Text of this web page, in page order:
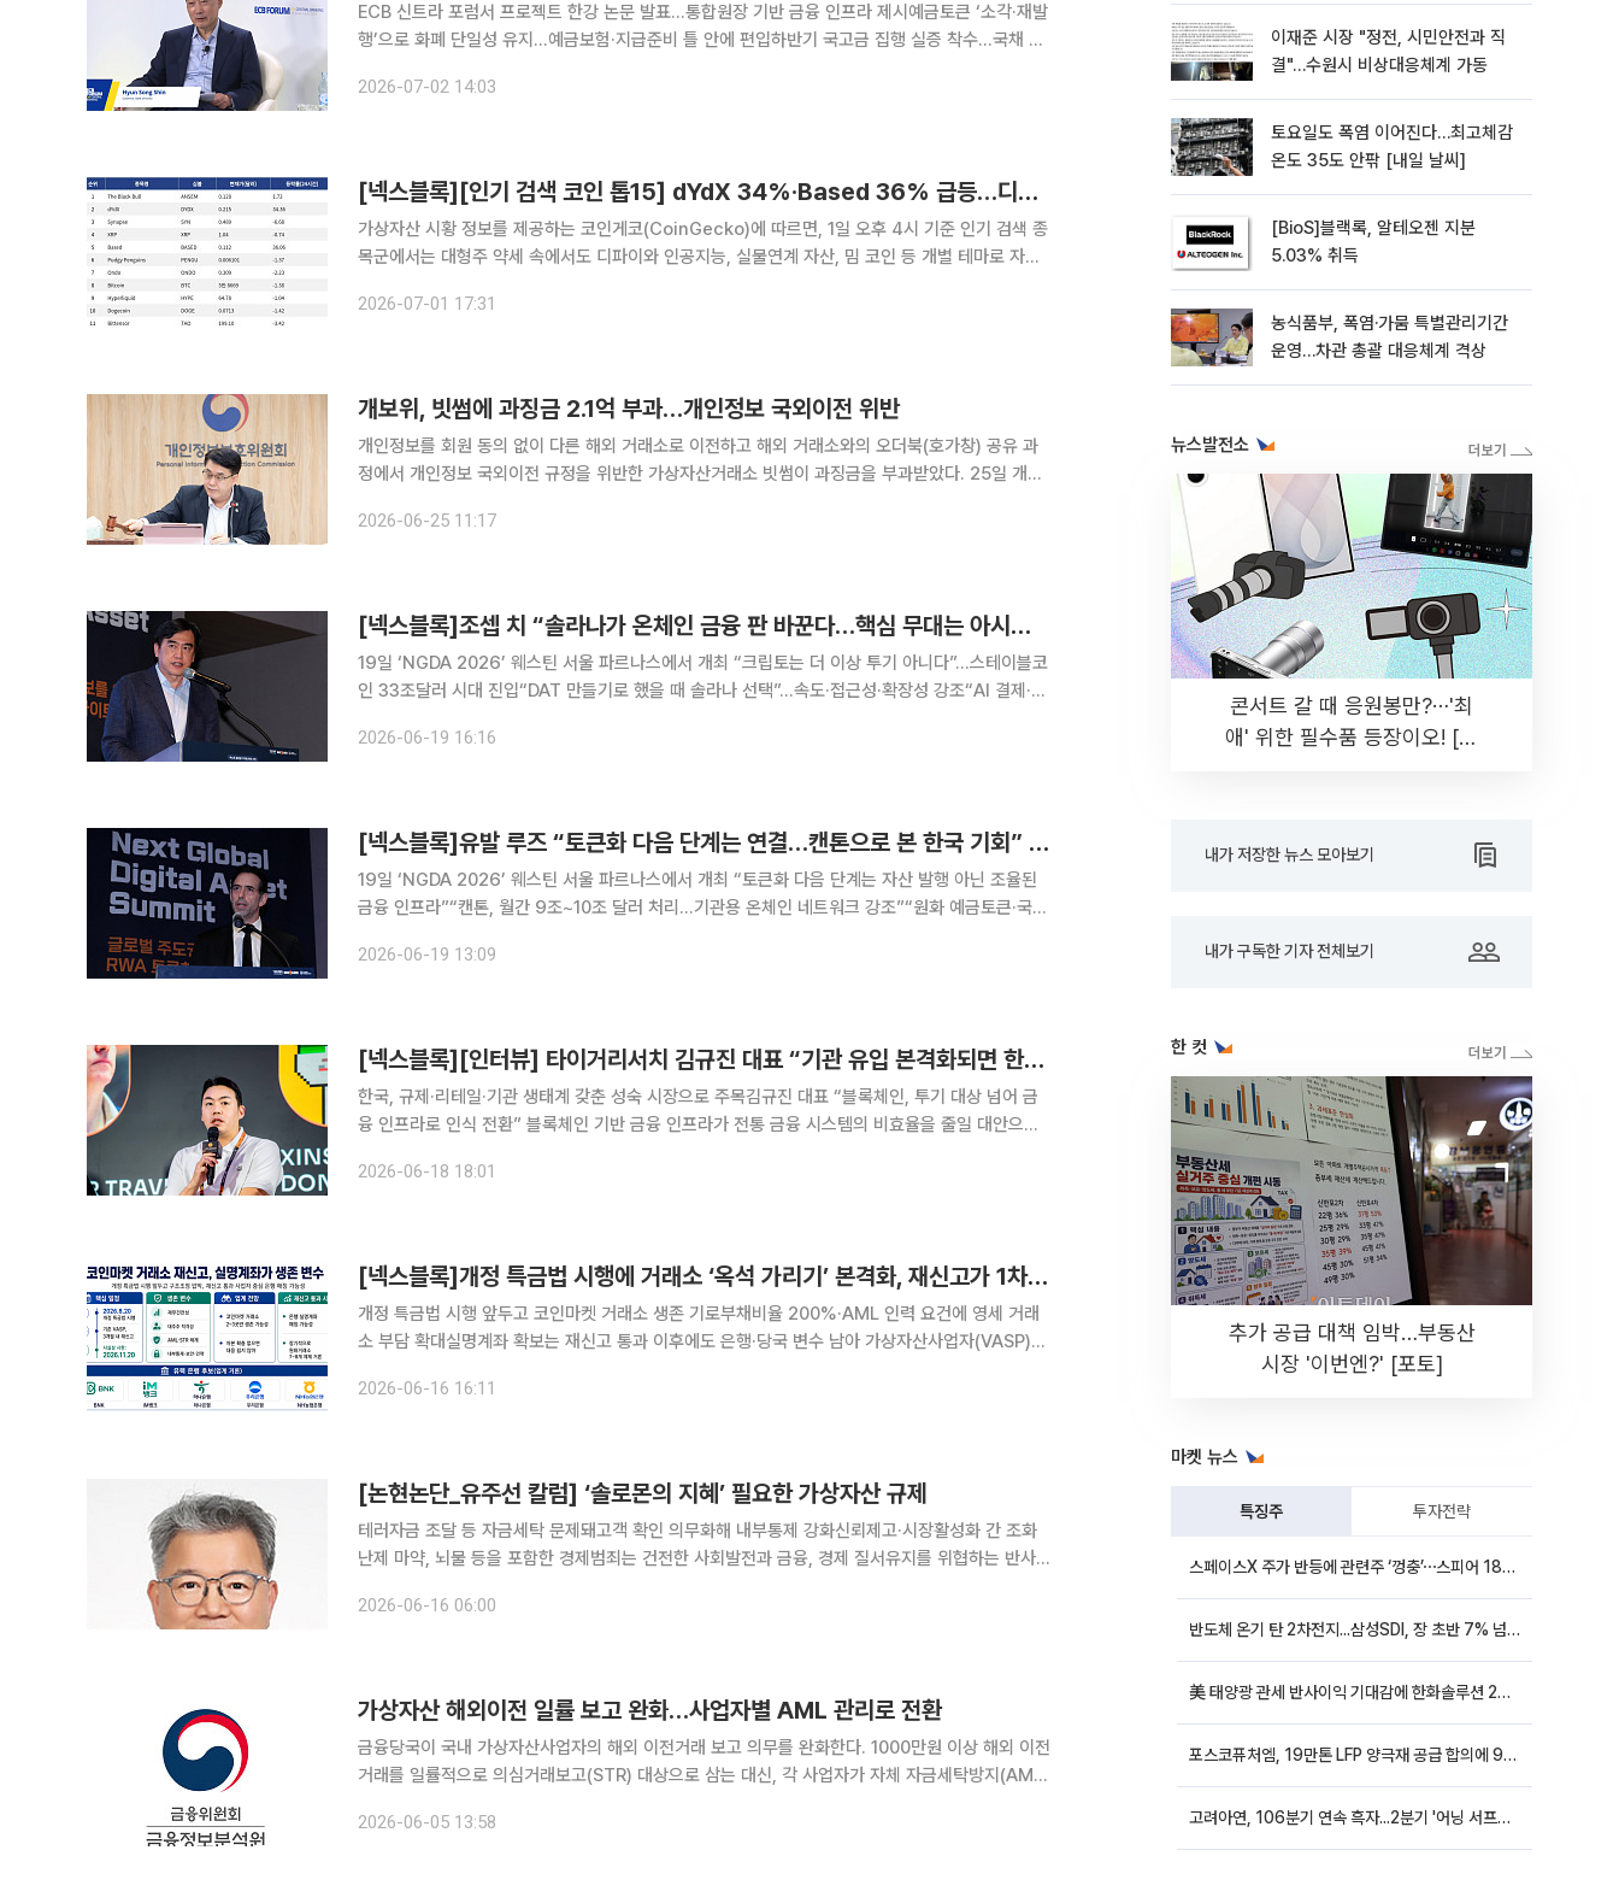
ECB 신트라 포럼서 프로젝트 한강 논문 발표…통합원장 기반 금융 인프라 제시예금토큰 ‘소각·재발
행’으로 화폐 단일성 유지…예금보험·지급준비 틀 안에 편입하반기 국고금 집행 실증 착수…국채 토
한국의 디지털화폐 실험인 ‘프로젝트 한강’을 통합원장 기반 금융
2026-07-02 14:03
[넥스블록][인기 검색 코인 톱15] dYdX 34%·Based 36% 급등…디파이 테마에 검색 관심 집중
가상자산 시황 정보를 제공하는 코인게코(CoinGecko)에 따르면, 1일 오후 4시 기준 인기 검색 종
목군에서는 대형주 약세 속에서도 디파이와 인공지능, 실물연계 자산, 밈 코인 등 개별 테마로 자금
34.36% 올랐고 시가총액은 1억8169만 달러, 거래량
2026-07-01 17:31
개보위, 빗썸에 과징금 2.1억 부과…개인정보 국외이전 위반
개인정보를 회원 동의 없이 다른 해외 거래소로 이전하고 해외 거래소와의 오더북(호가창) 공유 과
정에서 개인정보 국외이전 규정을 위반한 가상자산거래소 빗썸이 과징금을 부과받았다. 25일 개인
빗썸에 대해 과징금 2억1000만원을 부과하고 적법한 국외이전 요건을 갖추
2026-06-25 11:17
[넥스블록]조셉 치 “솔라나가 온체인 금융 판 바꾼다…핵심 무대는 아시아” [디지털에셋 서밋 2026]
19일 ‘NGDA 2026’ 웨스틴 서울 파르나스에서 개최 “크립토는 더 이상 투기 아니다”…스테이블코
인 33조달러 시대 진입“DAT 만들기로 했을 때 솔라나 선택”…속도·접근성·확장성 강조“AI 결제·아
겸 최고경영자(CEO)가 솔라나를 스테이블코인,
2026-06-19 16:16
[넥스블록]유발 루즈 “토큰화 다음 단계는 연결…캔톤으로 본 한국 기회” [디지털에셋 서밋 2026]
19일 ‘NGDA 2026’ 웨스틴 서울 파르나스에서 개최 “토큰화 다음 단계는 자산 발행 아닌 조율된
금융 인프라”“캔톤, 월간 9조~10조 달러 처리…기관용 온체인 네트워크 강조”“원화 예금토큰·국경
경영자(CEO)가 토큰화 시장의 다음 단계는
2026-06-19 13:09
[넥스블록][인터뷰] 타이거리서치 김규진 대표 “기관 유입 본격화되면 한국 크립토 시장 성장 여력 크다”
한국, 규제·리테일·기관 생태계 갖춘 성숙 시장으로 주목김규진 대표 “블록체인, 투기 대상 넘어 금
융 인프라로 인식 전환” 블록체인 기반 금융 인프라가 전통 금융 시스템의 비효율을 줄일 대안으로
각되면서다. RWA 토큰화도 단순한 자산 발행을 넘어 금융
2026-06-18 18:01
[넥스블록]개정 특금법 시행에 거래소 ‘옥석 가리기’ 본격화, 재신고가 1차 관문
개정 특금법 시행 앞두고 코인마켓 거래소 생존 기로부채비율 200%·AML 인력 요건에 영세 거래
소 부담 확대실명계좌 확보는 재신고 통과 이후에도 은행·당국 변수 남아 가상자산사업자(VASP)에
금융정보법이 8월 20일부터 시행될 예정인 가운데, 기존에 신고한
2026-06-16 16:11
[논현논단_유주선 칼럼] ‘솔로몬의 지혜’ 필요한 가상자산 규제
테러자금 조달 등 자금세탁 문제돼고객 확인 의무화해 내부통제 강화신뢰제고·시장활성화 간 조화
난제 마약, 뇌물 등을 포함한 경제범죄는 건전한 사회발전과 금융, 경제 질서유지를 위협하는 반사
법적·제도적 장치가 바로 자금세탁방지제도다. 가상자산이든 실물자산이든 그
2026-06-16 06:00
가상자산 해외이전 일률 보고 완화…사업자별 AML 관리로 전환
금융당국이 국내 가상자산사업자의 해외 이전거래 보고 의무를 완화한다. 1000만원 이상 해외 이전
거래를 일률적으로 의심거래보고(STR) 대상으로 삼는 대신, 각 사업자가 자체 자금세탁방지(AML)
융정보분석원(FIU)은 전일 국내 주요 가상자산사업자 대표들과
2026-06-05 13:58
이재준 시장 "정전, 시민안전과 직
결"…수원시 비상대응체계 가동
토요일도 폭염 이어진다…최고체감
온도 35도 안팎 [내일 날씨]
[BioS]블랙록, 알테오젠 지분
5.03% 취득
농식품부, 폭염·가뭄 특별관리기간
운영…차관 총괄 대응체계 격상
뉴스발전소
콘서트 갈 때 응원봉만?⋯'최
애' 위한 필수품 등장이오! [솔
내가 저장한 뉴스 모아보기
내가 구독한 기자 전체보기
한 컷
추가 공급 대책 임박…부동산
시장 '이번엔?' [포토]
마켓 뉴스
특징주 투자전략
스페이스X 주가 반등에 관련주 ‘껑충’⋯스피어 18%ㆍ에이치브이엠 12%↑
반도체 온기 탄 2차전지...삼성SDI, 장 초반 7% 넘게 껑충
美 태양광 관세 반사이익 기대감에 한화솔루션 20%대·OCI홀딩스 14%대 급등
포스코퓨처엠, 19만톤 LFP 양극재 공급 합의에 9%대 강세
고려아연, 106분기 연속 흑자...2분기 '어닝 서프라이즈'에 장 초반 12%대 강세